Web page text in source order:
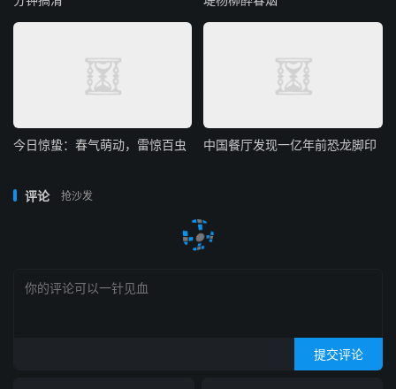
今日惊蛰：春气萌动，雷惊百虫 中国餐厅发现一亿年前恐龙脚印
评论 抢沙发
提交评论